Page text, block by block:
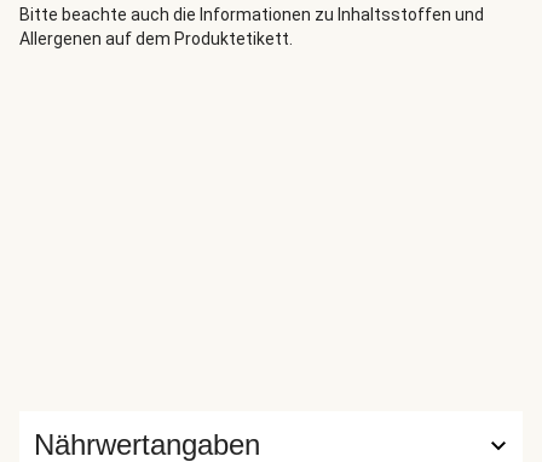
Bitte beachte auch die Informationen zu Inhaltsstoffen und
Allergenen auf dem Produktetikett.
Nährwertangaben